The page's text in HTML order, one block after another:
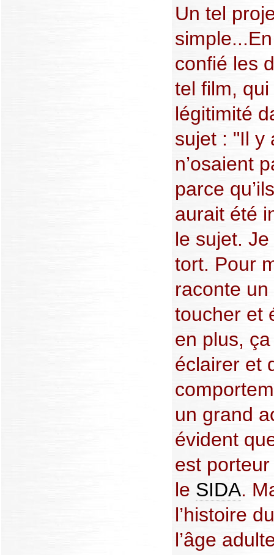
Un tel
confié les
tel film,
légitimité
sujet : "Il y
n’osaient
parce
aurait été
le sujet. Je
tort. Pour
raconte
toucher et
en plus,
éclairer et
un grand
évident
est porteur
le SIDA.
l’histoire
l’âge